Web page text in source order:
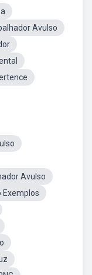
Avulso
Avulso
Exemplos